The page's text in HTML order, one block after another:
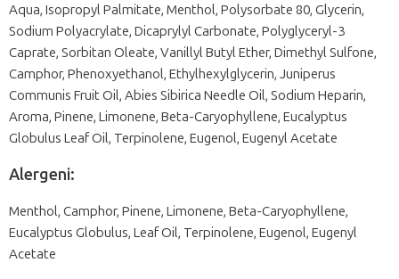
Aqua, Isopropyl Palmitate, Menthol, Polysorbate 80, Glycerin,
Sodium Polyacrylate, Dicaprylyl Carbonate, Polyglyceryl-3
Caprate, Sorbitan Oleate, Vanillyl Butyl Ether, Dimethyl Sulfone,
Camphor, Phenoxyethanol, Ethylhexylglycerin, Juniperus
Communis Fruit Oil, Abies Sibirica Needle Oil, Sodium Heparin,
Aroma, Pinene, Limonene, Beta-Caryophyllene, Eucalyptus
Globulus Leaf Oil, Terpinolene, Eugenol, Eugenyl Acetate
Alergeni:
Menthol, Camphor, Pinene, Limonene, Beta-Caryophyllene,
Eucalyptus Globulus, Leaf Oil, Terpinolene, Eugenol, Eugenyl
Acetate